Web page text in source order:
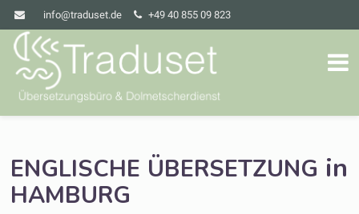
info@traduset.de +49 40 855 09 823
ENGLISCHE ÜBERSETZUNG in
HAMBURG